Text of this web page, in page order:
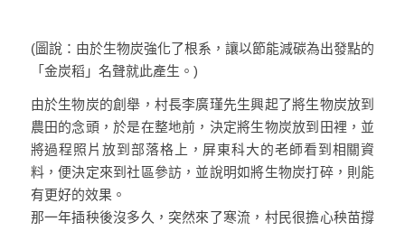
(圖說：由於生物炭強化了根系，讓以節能減碳為出發點的
「金炭稻」名聲就此產生。)
由於生物炭的創舉，村長李廣瑾先生興起了將生物炭放到
農田的念頭，於是在整地前，決定將生物炭放到田裡，並
將過程照片放到部落格上，屏東科大的老師看到相關資
料，便決定來到社區參訪，並說明如將生物炭打碎，則能
有更好的效果。
那一年插秧後沒多久，突然來了寒流，村民很擔心秧苗撐